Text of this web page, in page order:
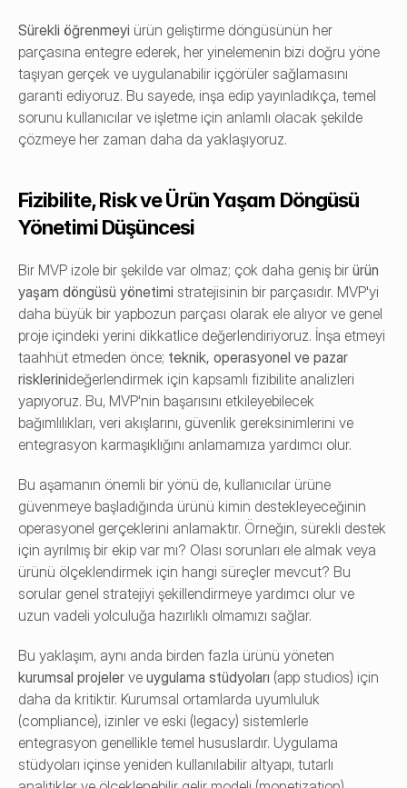
Sürekli öğrenmeyi ürün geliştirme döngüsünün her
parçasına entegre ederek, her yinelemenin bizi doğru yöne
taşıyan gerçek ve uygulanabilir içgörüler sağlamasını
garanti ediyoruz. Bu sayede, inşa edip yayınladıkça, temel
sorunu kullanıcılar ve işletme için anlamlı olacak şekilde
çözmeye her zaman daha da yaklaşıyoruz.
Fizibilite, Risk ve Ürün Yaşam Döngüsü
Yönetimi Düşüncesi
Bir MVP izole bir şekilde var olmaz; çok daha geniş bir ürün
yaşam döngüsü yönetimi stratejisinin bir parçasıdır. MVP'yi
daha büyük bir yapbozun parçası olarak ele alıyor ve genel
proje içindeki yerini dikkatlice değerlendiriyoruz. İnşa etmeyi
taahhüt etmeden önce; teknik, operasyonel ve pazar
risklerinideğerlendirmek için kapsamlı fizibilite analizleri
yapıyoruz. Bu, MVP'nin başarısını etkileyebilecek
bağımlılıkları, veri akışlarını, güvenlik gereksinimlerini ve
entegrasyon karmaşıklığını anlamamıza yardımcı olur.
Bu aşamanın önemli bir yönü de, kullanıcılar ürüne
güvenmeye başladığında ürünü kimin destekleyeceğinin
operasyonel gerçeklerini anlamaktır. Örneğin, sürekli destek
için ayrılmış bir ekip var mı? Olası sorunları ele almak veya
ürünü ölçeklendirmek için hangi süreçler mevcut? Bu
sorular genel stratejiyi şekillendirmeye yardımcı olur ve
uzun vadeli yolculuğa hazırlıklı olmamızı sağlar.
kurumsal projeler ve uygulama stüdyoları (app studios) için
daha da kritiktir. Kurumsal ortamlarda uyumluluk
(compliance), izinler ve eski (legacy) sistemlerle
entegrasyon genellikle temel hususlardır. Uygulama
stüdyoları içinse yeniden kullanılabilir altyapı, tutarlı